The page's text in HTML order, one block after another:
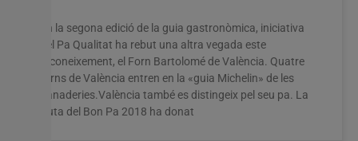
En la segona edició de la guia gastronòmica, iniciativa
del Pa Qualitat ha rebut una altra vegada este
reconeixement, el Forn Bartolomé de València. Quatre
forns de València entren en la «guia Michelin» de les
panaderies.València també es distingeix pel seu pa. La
Ruta del Bon Pa 2018 ha donat